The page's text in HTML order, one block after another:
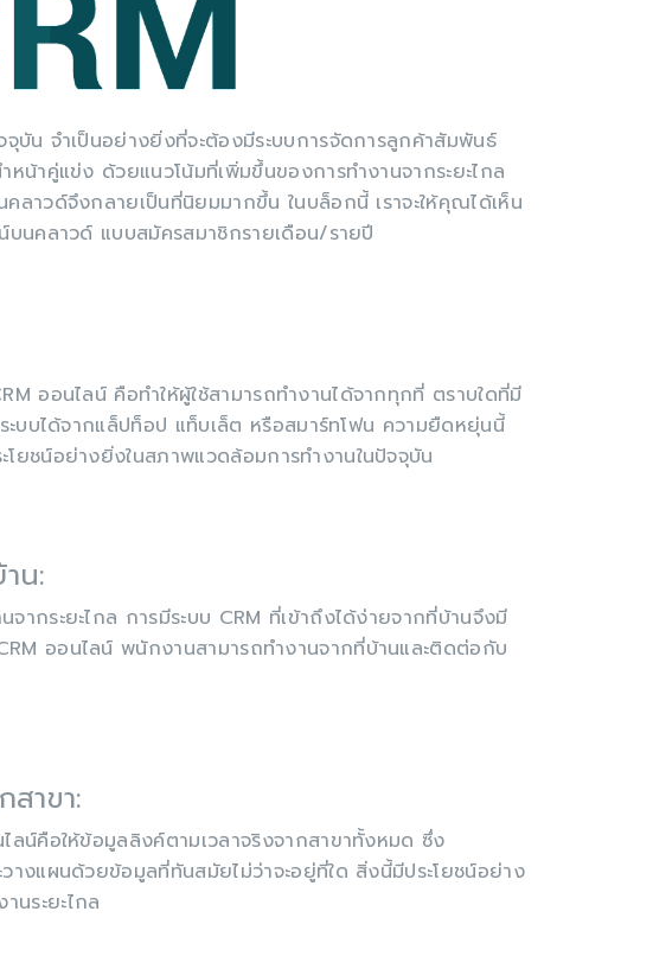
จุบัน จำเป็นอย่างยิ่งที่จะต้องมีระบบการจัดการลูกค้าสัมพันธ์
หน้าคู่แข่ง ด้วยแนวโน้มที่เพิ่มขึ้นของการทำงานจากระยะไกล
ลาวด์จึงกลายเป็นที่นิยมมากขึ้น ในบล็อกนี้ เราจะให้คุณได้เห็น
บนคลาวด์ แบบสมัครสมาชิกรายเดือน/รายปี
ออนไลน์ คือทำให้ผู้ใช้สามารถทำงานได้จากทุกที่ ตราบใดที่มี
ะบบได้จากแล็ปท็อป แท็บเล็ต หรือสมาร์ทโฟน ความยืดหยุ่นนี้
โยชน์อย่างยิ่งในสภาพแวดล้อมการทำงานในปัจจุบัน
น:
ากระยะไกล การมีระบบ CRM ที่เข้าถึงได้ง่ายจากที่บ้านจึงมี
ออนไลน์ พนักงานสามารถทำงานจากที่บ้านและติดต่อกับ
าขา:
ลน์คือให้ข้อมูลลิงค์ตามเวลาจริงจากสาขาทั้งหมด ซึ่ง
างแผนด้วยข้อมูลที่ทันสมัยไม่ว่าจะอยู่ที่ใด สิ่งนี้มีประโยชน์อย่าง
นระยะไกล